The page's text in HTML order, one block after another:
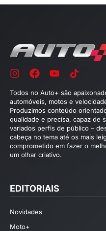
Todos no Auto+ são
automóveis, motos e
Produzimos conteúdo
qualidade e precisa, capaz de
variados perfis de público –
cabeça no tema até os mais
comprometido em fazer o
um olhar criativo.
EDITORIAIS
Novidades
Moto+